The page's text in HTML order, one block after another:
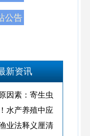
公告
新资讯
因素：寄生虫
水产养殖中应
业法释义厘清